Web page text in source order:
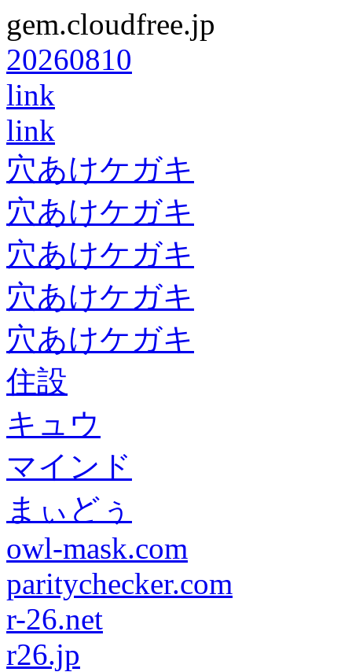
gem.cloudfree.jp
20260810
link
link
穴あけケガキ
穴あけケガキ
穴あけケガキ
穴あけケガキ
穴あけケガキ
住設
キュウ
マインド
まぃどぅ
owl-mask.com
paritychecker.com
r-26.net
r26.jp